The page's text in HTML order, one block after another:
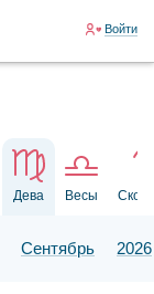
Войти
Дева Весы
Сентябрь 2026